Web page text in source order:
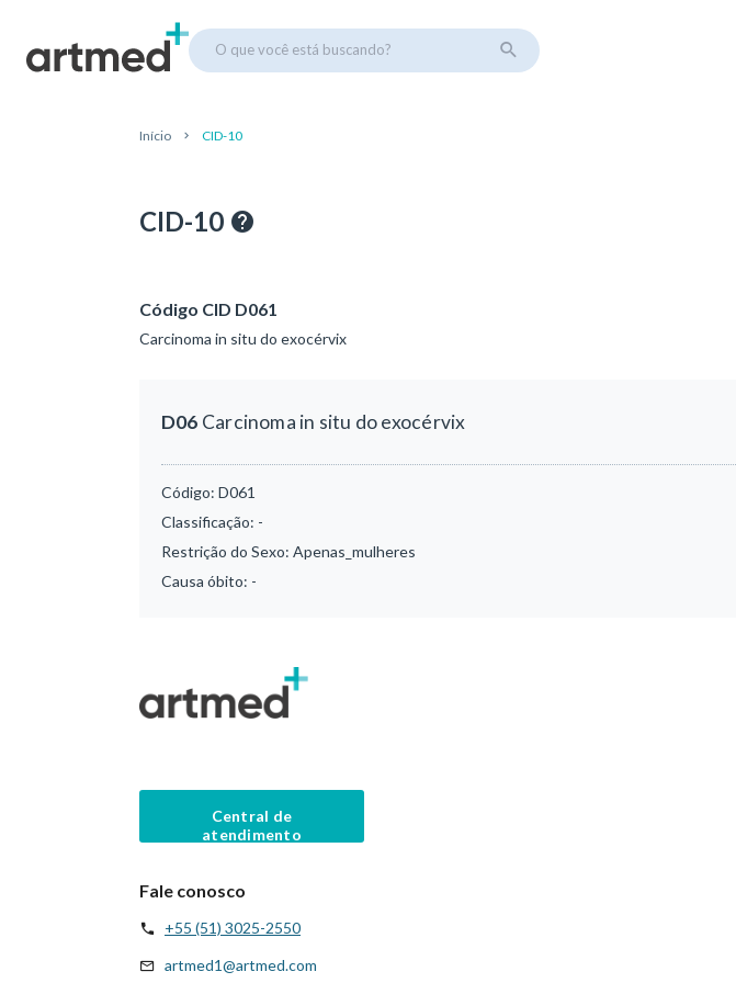
O que você está buscando?
Início CID-10
CID-10
Código CID D061
Carcinoma in situ do exocérvix
D06 Carcinoma in situ do exocérvix
Código: D061
Classificação: -
Restrição do Sexo: Apenas_mulheres
Causa óbito: -
Central de
atendimento
Fale conosco
+55 (51) 3025-2550
artmed1@artmed.com